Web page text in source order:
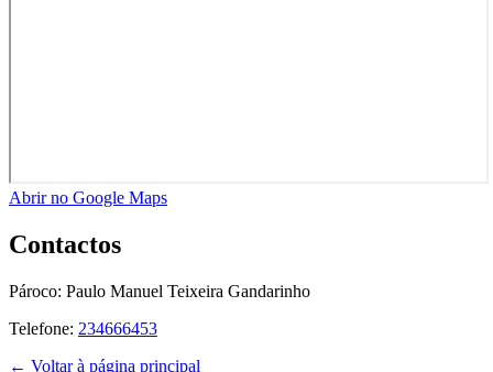
Abrir no Google Maps
Contactos
Pároco: Paulo Manuel Teixeira Gandarinho
Telefone: 234666453
← Voltar à página principal